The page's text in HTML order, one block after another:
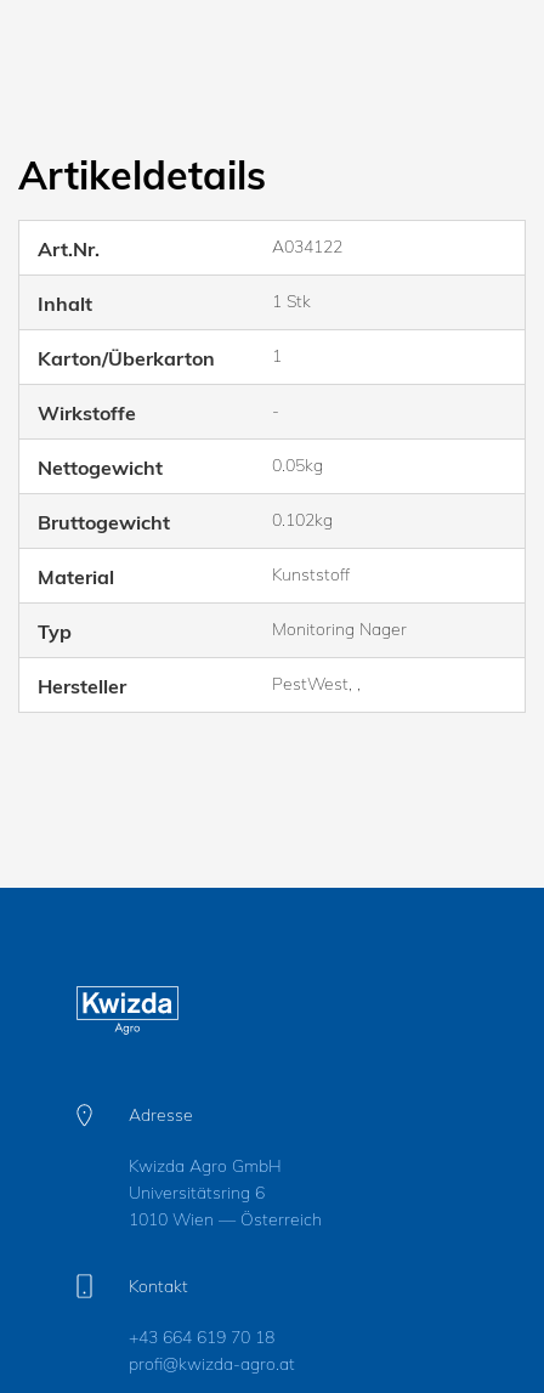
Artikeldetails
Art.Nr. A034122
Inhalt 1 Stk
Karton/Überkarton 1
Wirkstoffe -
Nettogewicht 0.05kg
Bruttogewicht 0.102kg
Material Kunststoff
Typ Monitoring Nager
Hersteller PestWest, ,
Adresse
Kwizda Agro GmbH
Universitätsring 6
1010 Wien — Österreich
Kontakt
+43 664 619 70 18
profi@kwizda-agro.at